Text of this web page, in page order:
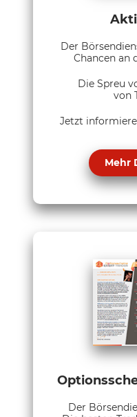
Der
Chancen an
Die Spreu
von
Jetzt
Mehr
Der